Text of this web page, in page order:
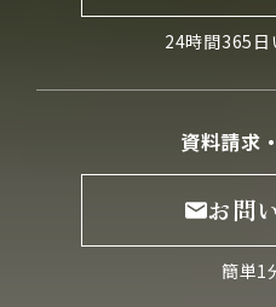
24時間365日
資料請求
お問
簡単1